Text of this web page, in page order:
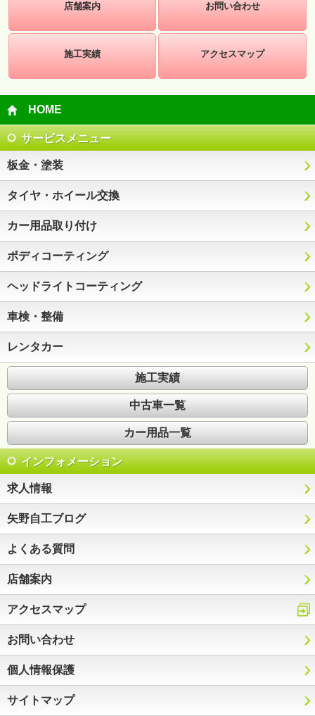
店舗案内 お問い合わせ
施工実績 アクセスマップ
HOME
サービスメニュー
板金・塗装
タイヤ・ホイール交換
カー用品取り付け
ボディコーティング
ヘッドライトコーティング
車検・整備
レンタカー
施工実績
中古車一覧
カー用品一覧
インフォメーション
求人情報
矢野自工ブログ
よくある質問
店舗案内
アクセスマップ
お問い合わせ
個人情報保護
サイトマップ